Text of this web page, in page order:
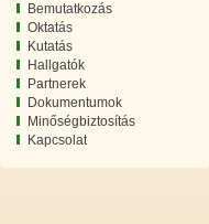
Bemutatkozás
Oktatás
Kutatás
Hallgatók
Partnerek
Dokumentumok
Minőségbiztosítás
Kapcsolat